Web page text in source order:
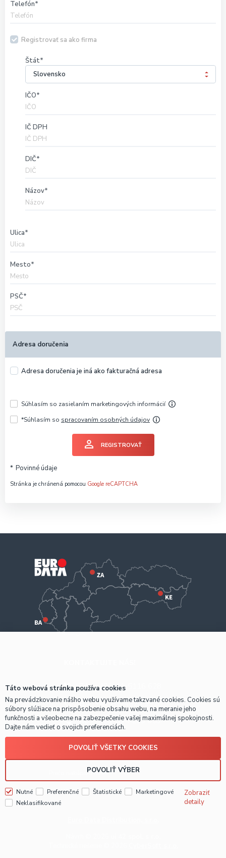
Telefón
Registrovať sa ako firma
Štát
IČO
IČ DPH
DIČ
Názov
Ulica
Mesto
PSČ
Adresa doručenia
Adresa doručenia je iná ako fakturačná adresa
Súhlasím so zasielaním marketingových informácií
*Súhlasím so spracovaním osobných údajov
REGISTROVAŤ
Povinné údaje
Stránka je chránená pomocou Google reCAPTCHA
ZA +421-41-5116 628
BA +421-2-4820 9918
KE +421-55-7289 653
Prečo nakúpiť u nás?
Táto webová stránka používa cookies
Na prevádzkovanie nášho webu využívame takzvané cookies. Cookies sú
súbory slúžiace na prispôsobenie obsahu webu, na meranie jeho
funkčnosti a všeobecne na zabezpečenie vašej maximálnej spokojnosti.
Dajte nám vedieť o svojich preferenciách.
POVOLIŤ VÝBER
POVOLIŤ VŠETKY COOKIES
Nutné Preferenčné Štatistické
Marketingové
Neklasifikované
Zobraziť
detaily